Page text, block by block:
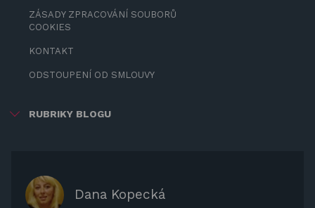
ZÁSADY ZPRACOVÁNÍ SOUBORŮ
COOKIES
KONTAKT
ODSTOUPENÍ OD SMLOUVY
RUBRIKY BLOGU
OCHRANNÉ KRYTY NA ZAHRADNÍ
NÁBYTEK
Dana Kopecká